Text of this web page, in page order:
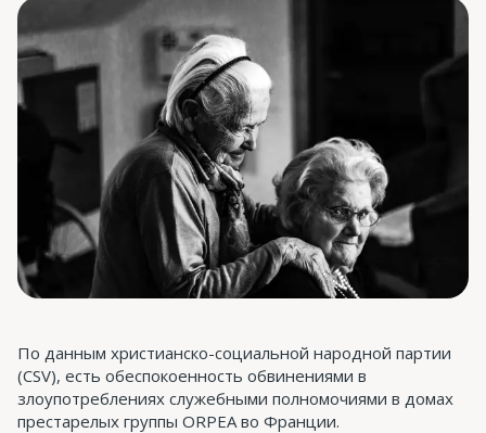
По данным христианско-социальной народной партии
(CSV), есть обеспокоенность обвинениями в
злоупотреблениях служебными полномочиями в домах
престарелых группы ORPEA во Франции.